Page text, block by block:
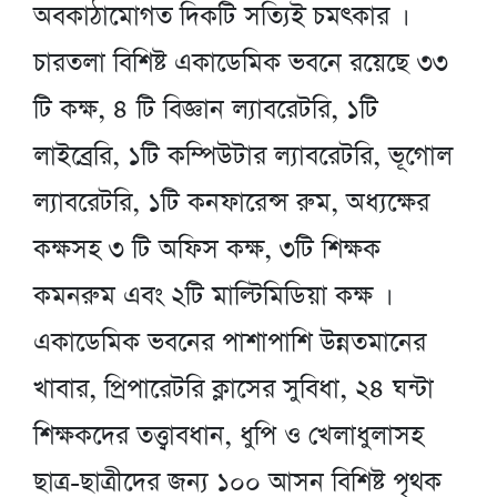
অবকাঠামোগত দিকটি সত্যিই চমৎকার ।
চারতলা বিশিষ্ট একাডেমিক ভবনে রয়েছে ৩৩
টি কক্ষ, ৪ টি বিজ্ঞান ল্যাবরেটরি, ১টি
লাইব্রেরি, ১টি কম্পিউটার ল্যাবরেটরি, ভূগোল
ল্যাবরেটরি, ১টি কনফারেন্স রুম, অধ্যক্ষের
কক্ষসহ ৩ টি অফিস কক্ষ, ৩টি শিক্ষক
কমনরুম এবং ২টি মাল্টিমিডিয়া কক্ষ ।
একাডেমিক ভবনের পাশাপাশি উন্নতমানের
খাবার, প্রিপারেটরি ক্লাসের সুবিধা, ২৪ ঘন্টা
শিক্ষকদের তত্ত্বাবধান, ধুপি ও খেলাধুলাসহ
ছাত্র-ছাত্রীদের জন্য ১০০ আসন বিশিষ্ট পৃথক